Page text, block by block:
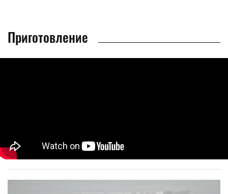
Приготовление